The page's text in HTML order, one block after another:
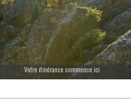
Votre itinérance commence ici